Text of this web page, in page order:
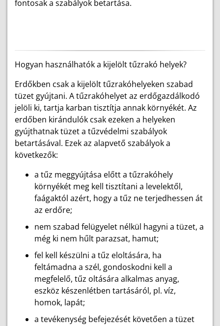
fontosak a szabályok betartása.
Hogyan használhatók a kijelölt tűzrakó helyek?
Erdőkben csak a kijelölt tűzrakóhelyeken szabad
tüzet gyújtani. A tűzrakóhelyet az erdőgazdálkodó
jelöli ki, tartja karban tisztítja annak környékét. Az
erdőben kirándulók csak ezeken a helyeken
gyújthatnak tüzet a tűzvédelmi szabályok
betartásával. Ezek az alapvető szabályok a
következők:
a tűz meggyújtása előtt a tűzrakóhely
környékét meg kell tisztítani a levelektől,
faágaktól azért, hogy a tűz ne terjedhessen át
az erdőre;
nem szabad felügyelet nélkül hagyni a tüzet, a
még ki nem hűlt parazsat, hamut;
fel kell készülni a tűz eloltására, ha
feltámadna a szél, gondoskodni kell a
megfelelő, tűz oltására alkalmas anyag,
eszköz készenlétben tartásáról, pl. víz,
homok, lapát;
a tevékenység befejezését követően a tüzet